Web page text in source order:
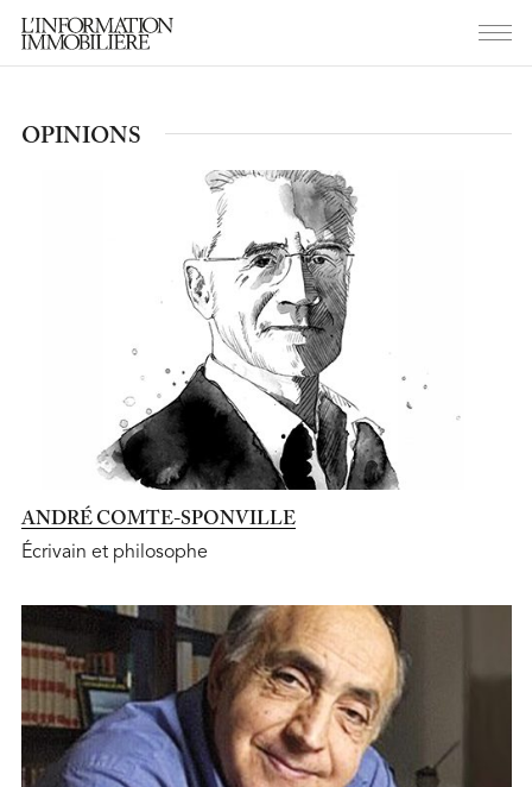
OPINIONS
ANDRÉ COMTE-SPONVILLE
Écrivain et philosophe